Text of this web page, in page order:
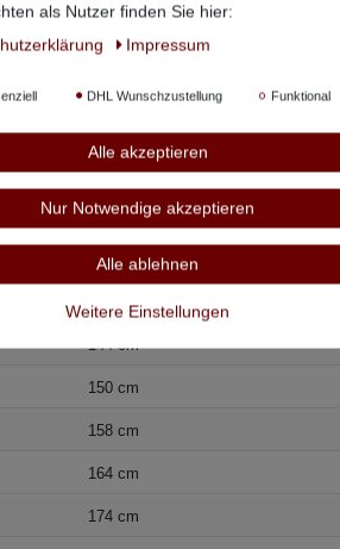
Bügeln bei mittlerer Temperatur, kann
Bauchumfang
138 cm
144 cm
150 cm
158 cm
164 cm
174 cm
als Nutzer finden Sie hier:
Impressum
DHL Wunschzustellung Funktional
Alle akzeptieren
Nur Notwendige akzeptieren
Alle ablehnen
Weitere Einstellungen